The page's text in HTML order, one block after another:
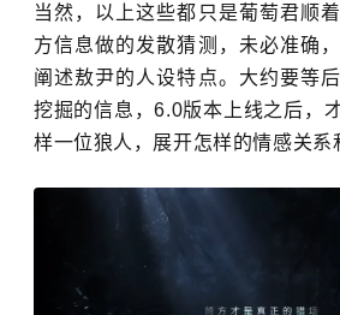
当然，以上这些都只是葡萄君顺
方信息做的发散猜测， 未必准确
阐述敖尹的人设特点。 大约要等
挖掘的信息，6.0版本上线之后，
样一位狼人，展开怎样的情感关系